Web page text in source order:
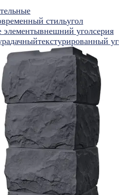
стильугол
элементывнешний уголсерия
дачныйтекстурированный